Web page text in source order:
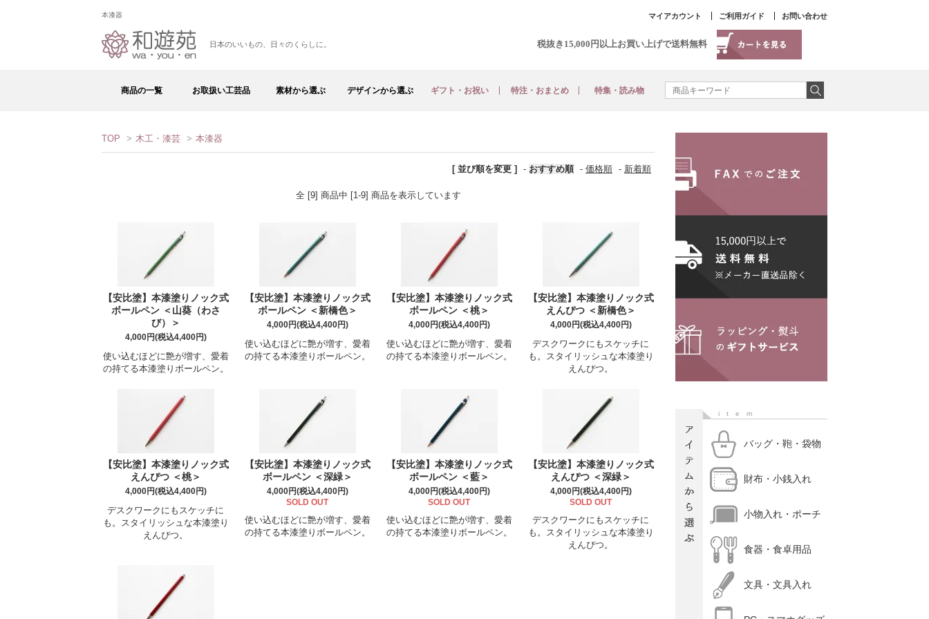
本漆器 マイアカウント ご利用ガイド お問い合わせ
日本のいいもの、日々のくらしに。 税抜き15,000円以上お買い上げで送料無料
商品の一覧 お取扱い工芸品 素材から選ぶ デザインから選ぶ ギフト・お祝い 特注・おまとめ 特集・読み物
TOP > 木工・漆芸 > 本漆器
[ 並び順を変更 ] - おすすめ順 - 価格順 - 新着順
全 [9] 商品中 [1-9] 商品を表示しています
【安比塗】本漆塗りノック式
ボールペン ＜山葵（わさ
び）＞
4,000円(税込4,400円)
使い込むほどに艶が増す、愛着
の持てる本漆塗りボールペン。
【安比塗】本漆塗りノック式
ボールペン ＜新橋色＞
4,000円(税込4,400円)
使い込むほどに艶が増す、愛着
の持てる本漆塗りボールペン。
【安比塗】本漆塗りノック式
ボールペン ＜桃＞
4,000円(税込4,400円)
使い込むほどに艶が増す、愛着
の持てる本漆塗りボールペン。
【安比塗】本漆塗りノック式
えんぴつ ＜新橋色＞
4,000円(税込4,400円)
デスクワークにもスケッチに
も。スタイリッシュな本漆塗り
えんぴつ。
【安比塗】本漆塗りノック式
えんぴつ ＜桃＞
4,000円(税込4,400円)
デスクワークにもスケッチに
も。スタイリッシュな本漆塗り
えんぴつ。
【安比塗】本漆塗りノック式
ボールペン ＜深緑＞
4,000円(税込4,400円)
SOLD OUT
使い込むほどに艶が増す、愛着
の持てる本漆塗りボールペン。
【安比塗】本漆塗りノック式
ボールペン ＜藍＞
4,000円(税込4,400円)
SOLD OUT
使い込むほどに艶が増す、愛着
の持てる本漆塗りボールペン。
【安比塗】本漆塗りノック式
えんぴつ ＜深緑＞
4,000円(税込4,400円)
SOLD OUT
デスクワークにもスケッチに
も。スタイリッシュな本漆塗り
えんぴつ。
item
バッグ・鞄・袋物
財布・小銭入れ
小物入れ・ポーチ
食器・食卓用品
文具・文具入れ